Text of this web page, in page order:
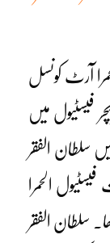
تا 12فروری 2023ء الحمرا آرٹ کونسل
فیسٹیول میں
سلطان الفقر
الحمرا
سلطان الفقر